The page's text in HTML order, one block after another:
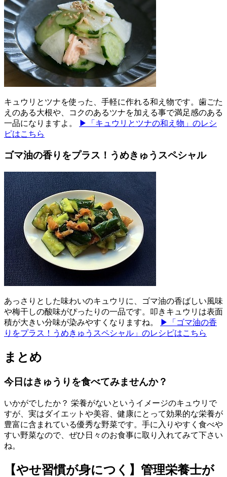
キュウリとツナを使った、手軽に作れる和え物です。歯ごた
えのある大根や、コクのあるツナを加える事で満足感のある
一品になりますよ。
▶「キュウリとツナの和え物」のレシ
ピはこちら
ゴマ油の香りをプラス！うめきゅうスペシャル
あっさりとした味わいのキュウリに、ゴマ油の香ばしい風味
や梅干しの酸味がぴったりの一品です。叩きキュウリは表面
積が大きい分味が染みやすくなりますね。
▶「ゴマ油の香
りをプラス！うめきゅうスペシャル」のレシピはこちら
まとめ
今日はきゅうりを食べてみませんか？
いかがでしたか？ 栄養がないというイメージのキュウリで
すが、実はダイエットや美容、健康にとって効果的な栄養が
豊富に含まれている優秀な野菜です。手に入りやすく食べや
すい野菜なので、ぜひ日々のお食事に取り入れてみて下さい
ね。
【やせ習慣が身につく】管理栄養士が